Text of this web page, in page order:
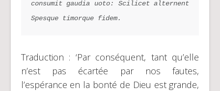
consumit gaudia uoto: Scilicet alternent
Spesque timorque fidem.
Traduction : ‘Par conséquent, tant qu’elle
n’est pas écartée par nos fautes,
l’espérance en la bonté de Dieu est grande,